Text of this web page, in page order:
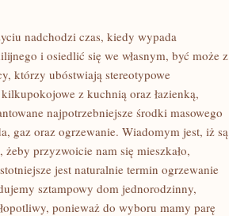
nadchodzi czas, kiedy wypada
i osiedlić się we własnym, być może z
którzy ubóstwiają stereotypowe
z kuchnią oraz łazienką,
najpotrzebniejsze środki masowego
gaz oraz ogrzewanie. Wiadomym jest, iż są
przyzwoicie nam się mieszkało,
jest naturalnie termin ogrzewanie
sztampowy dom jednorodzinny,
ponieważ do wyboru mamy parę